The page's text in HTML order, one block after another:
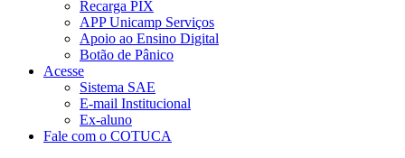
Recarga PIX
APP Unicamp Serviços
Apoio ao Ensino Digital
Botão de Pânico
Acesse
Sistema SAE
E-mail Institucional
Ex-aluno
Fale com o COTUCA